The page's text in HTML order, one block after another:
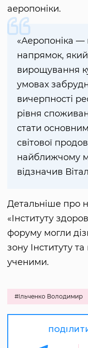
аеропоніки.
«Аеропоніка —
напрямок,
вирощування
умовах
вичерпності
рівня
стати
світової
найближчому
відзначив
Детальніше про
«Інституту
форуму могли
зону Інституту
ученими.
#Ільченко Володимир